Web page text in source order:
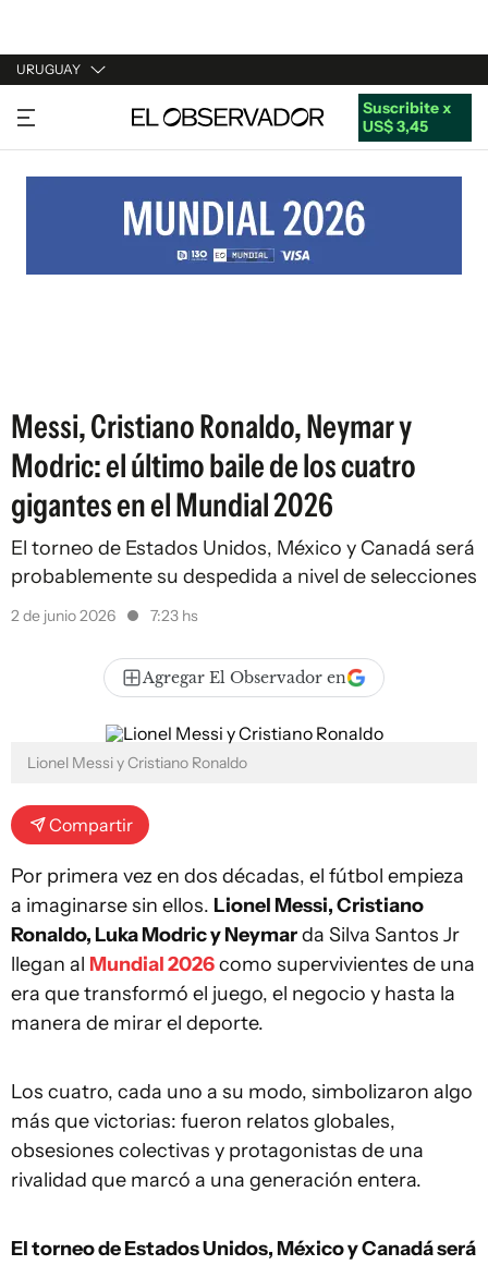
URUGUAY
URUGUAY
ARGENTINA
ESTADOS UNIDOS
Suscribite x
US$ 3,45
Messi, Cristiano Ronaldo, Neymar y
Modric: el último baile de los cuatro
gigantes en el Mundial 2026
El torneo de Estados Unidos, México y Canadá será
probablemente su despedida a nivel de selecciones
2 de junio 2026 7:23 hs
Agregar El Observador en
Lionel Messi y Cristiano Ronaldo
Compartir
Por primera vez en dos décadas, el fútbol empieza
a imaginarse sin ellos. Lionel Messi, Cristiano
Ronaldo, Luka Modric y Neymarda Silva Santos Jr
llegan al Mundial 2026como supervivientes de una
era que transformó el juego, el negocio y hasta la
manera de mirar el deporte.
Los cuatro, cada uno a su modo, simbolizaron algo
más que victorias: fueron relatos globales,
obsesiones colectivas y protagonistas de una
rivalidad que marcó a una generación entera.
El torneo de Estados Unidos, México y Canadá será